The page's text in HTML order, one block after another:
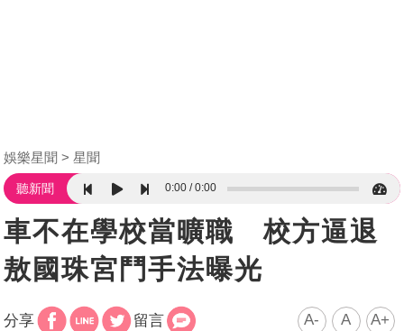
娛樂星聞 星聞
聽新聞 0:00 0:00
車不在學校當曠職 校方逼退
敖國珠宮鬥手法曝光
分享 留言 A- A A+